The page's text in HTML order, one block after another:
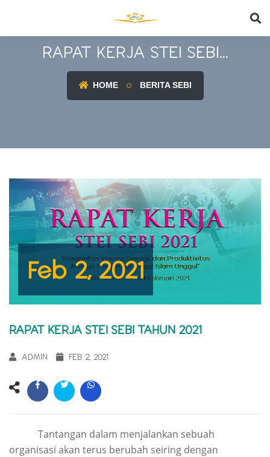
RAPAT KERJA STEI SEBI...
HOME BERITA SEBI
Feb 2, 2021
RAPAT KERJA STEI SEBI TAHUN 2021
ADMIN FEB 2, 2021
Tantangan dalam menjalankan sebuah
organisasi akan terus berubah seiring dengan